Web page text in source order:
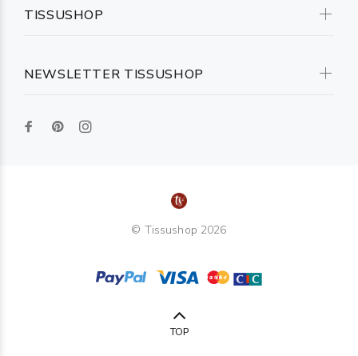
NEWSLETTER TISSUSHOP
TISSUSHOP
© Tissushop 2026
TOP